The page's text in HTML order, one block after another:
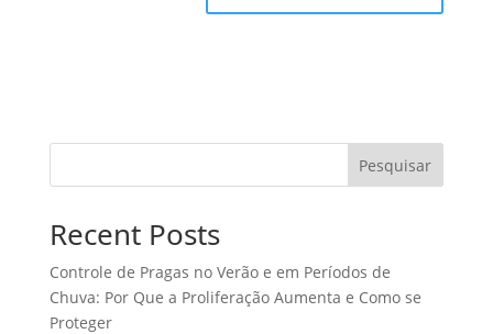
Pesquisar
Recent Posts
Controle de Pragas no Verão e em Períodos de
Chuva: Por Que a Proliferação Aumenta e Como se
Proteger